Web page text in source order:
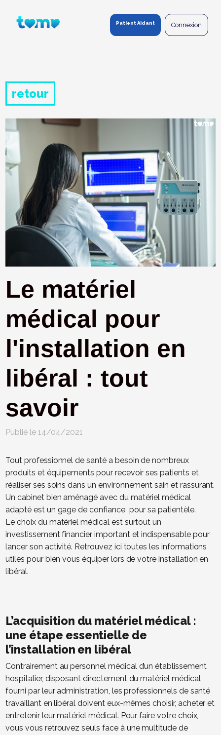
Patient Aidant Connexion
retour
Le matériel
médical pour
l'installation en
libéral : tout
savoir
Publié le 14/04/2021
Tout professionnel de santé a besoin de nombreux
produits et équipements pour recevoir ses patients et
réaliser ses soins dans un environnement sain et rassurant.
Un cabinet bien aménagé avec du matériel médical
adapté est un gage de confiance pour sa patientèle.
Le choix du matériel médical est surtout un
investissement financier important et indispensable pour
lancer son activité. Retrouvez ici toutes les informations
utiles pour bien vous équiper lors de votre installation en
libéral.
L’acquisition du matériel médical :
une étape essentielle de
l’installation en libéral
Contrairement au personnel médical d’un établissement
hospitalier, disposant directement du matériel médical
fourni par leur administration, les professionnels de santé
travaillant en libéral doivent eux-mêmes choisir, acheter et
entretenir leur matériel médical. Pour faire votre choix,
vous vous retrouvez seuls face à une multitude de